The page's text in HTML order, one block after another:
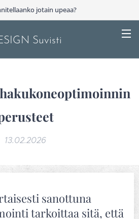
jotain upeaa?
Suvisti
13.02.2026
sanottuna
tarkoittaa sitä, että